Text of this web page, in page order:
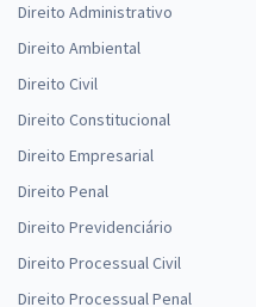
Direito Administrativo
Direito Ambiental
Direito Civil
Direito Constitucional
Direito Empresarial
Direito Penal
Direito Previdenciário
Direito Processual Civil
Direito Processual Penal